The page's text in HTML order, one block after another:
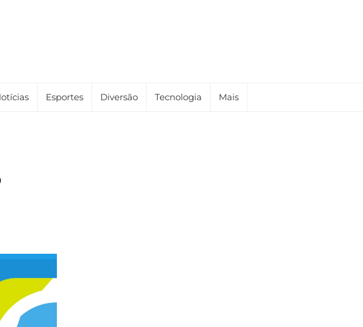
Esportes Diversão Tecnologia Mais